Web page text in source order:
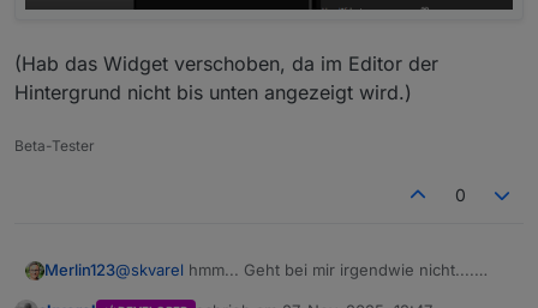
Wichtig, die Transparenz muss natürlich auf '1' stehen
(Hab das Widget verschoben, da im Editor der
Hintergrund nicht bis unten angezeigt wird.)
Beta-Tester
0
Merlin123@skvarel hmm... Geht bei mir irgendwie nicht....